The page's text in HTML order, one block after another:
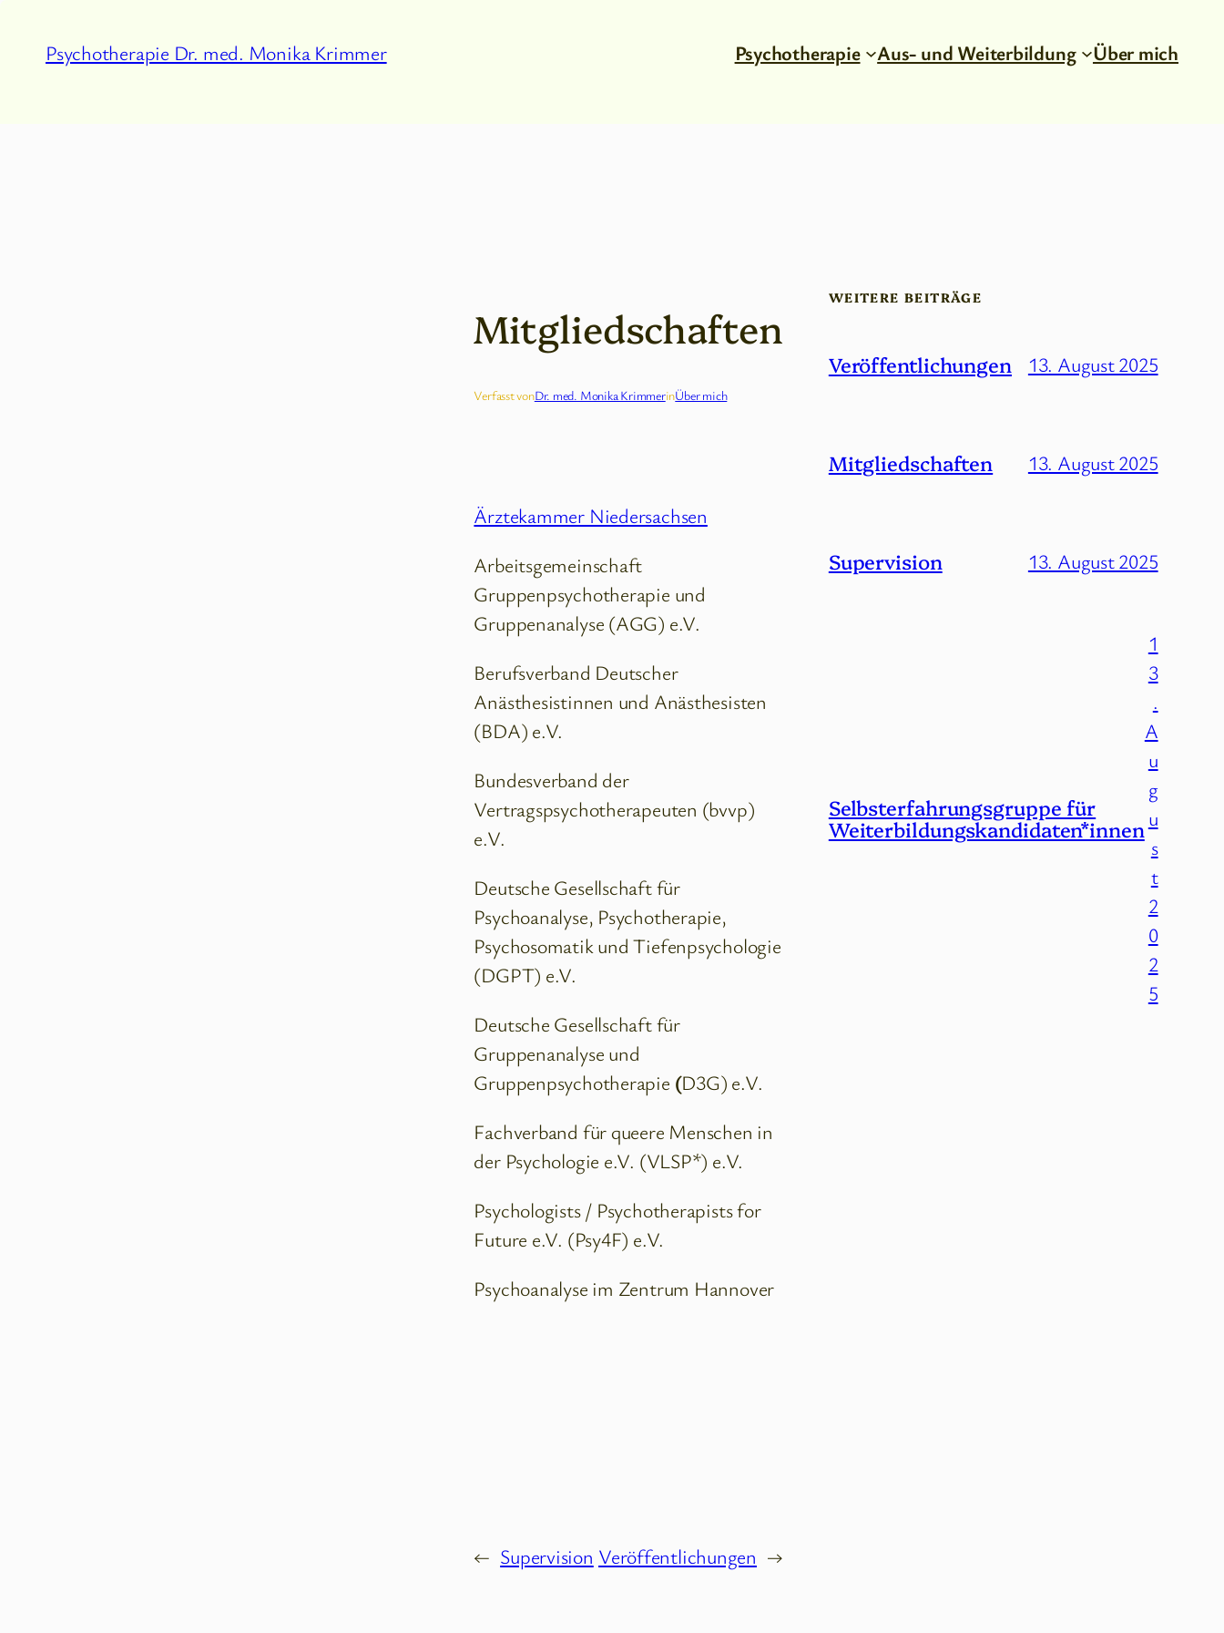
springen
Psychotherapie Dr. med. Monika Krimmer Psychotherapie Aus- und Weiterbildung Über mich
Mitgliedschaften
Verfasst vonDr. med. Monika KrimmerinÜber mich
Ärztekammer Niedersachsen
Arbeitsgemeinschaft
Gruppenpsychotherapie und
Gruppenanalyse (AGG) e.V.
Berufsverband Deutscher
Anästhesistinnen und Anästhesisten
(BDA) e.V.
Bundesverband der
Vertragspsychotherapeuten (bvvp)
e.V.
Deutsche Gesellschaft für
Psychoanalyse, Psychotherapie,
Psychosomatik und Tiefenpsychologie
(DGPT) e.V.
Deutsche Gesellschaft für
Gruppenanalyse und
Gruppenpsychotherapie (D3G) e.V.
Fachverband für queere Menschen in
der Psychologie e.V. (VLSP*) e.V.
Psychologists / Psychotherapists for
Future e.V. (Psy4F) e.V.
Psychoanalyse im Zentrum Hannover
← Supervision Veröffentlichungen →
WEITERE BEITRÄGE
Veröffentlichungen 13. August 2025
Mitgliedschaften 13. August 2025
Supervision 13. August 2025
Selbsterfahrungsgruppe für
Weiterbildungskandidaten*innen
1
3
.
A
u
g
u
s
t
2
0
2
5